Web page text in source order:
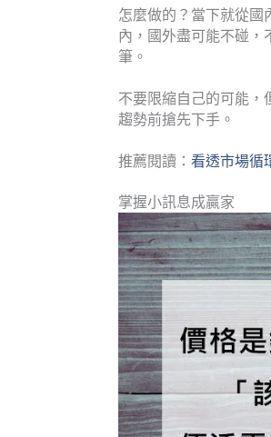
怎麼做的？當下就從國
內，國外盡可能不碰，
筆。
不要限縮自己的可能，
趨勢前搶先下手。
推薦閱讀： 看透市場循
掌握小訊息成贏家